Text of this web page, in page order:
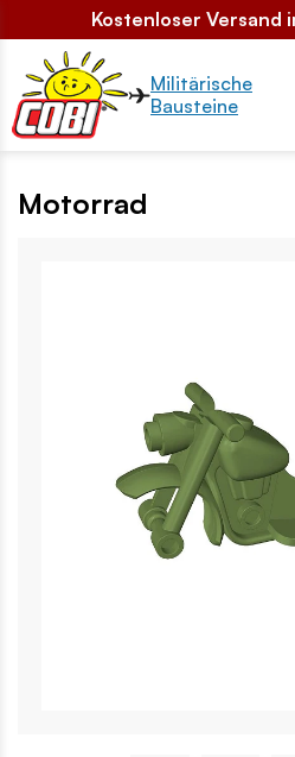
Kostenloser Versand
Militärische
Bausteine
Motorrad